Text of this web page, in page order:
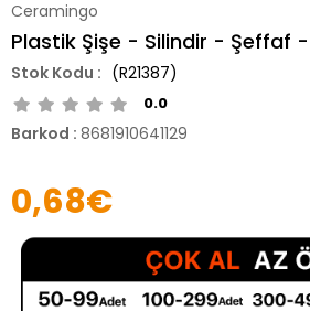
Ceramingo
Plastik Şişe - Silindir - Şeffaf
(R21387)
0.0
Barkod : 8681910641129
0,68€